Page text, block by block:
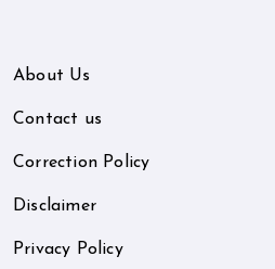
About Us
Contact us
Correction Policy
Disclaimer
Privacy Policy